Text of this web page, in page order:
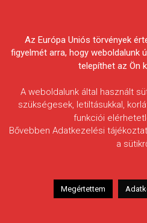
Egyesületek
Illés Tamás
Halfaj: Csuka
Fogott hal adatai: 5 kg
Az Európa Uniós törvények
figyelmét arra, hogy weboldalunk
telepíthet az Ön
A weboldalunk által használt
szükségesek, letiltásukkal,
funkciói
Bővebben Adatkezelési
a
Megértettem